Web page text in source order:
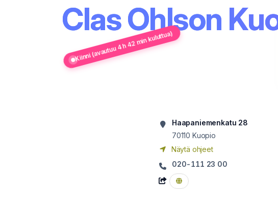
Clas Ohlson
Kiinni (avautuu 4 h 42 min kuluttua)
Haapaniemenkatu 28
70110 Kuopio
Näytä ohjeet
020-111 23 00